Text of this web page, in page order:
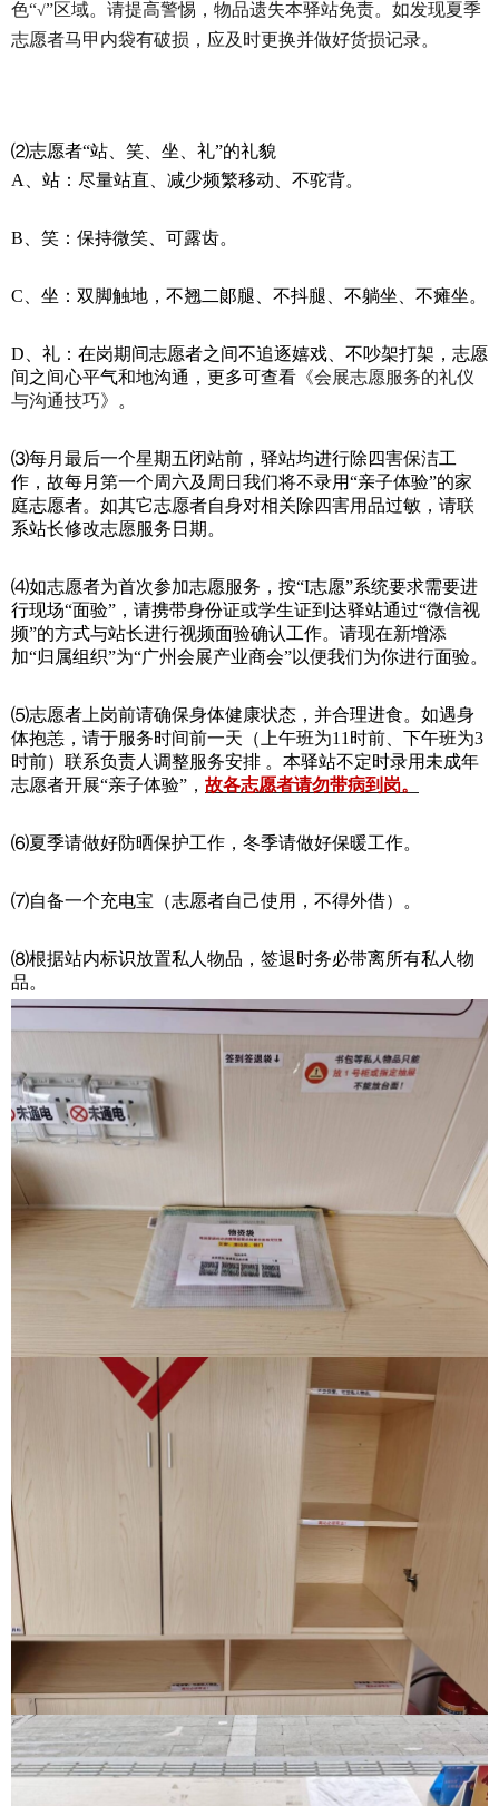
色“√”区域。请提高警惕，物品遗失本驿站免责。如发现夏季
志愿者马甲内袋有破损，应及时更换并做好货损记录。
⑵志愿者“站、笑、坐、礼”的礼貌
A
、站：尽量站直、减少频繁移动、不驼背。
B 、笑：保持微笑、可露齿。
C 、坐：双脚触地，不翘二郞腿、不抖腿、不躺坐、不瘫坐。
D 、礼：在岗期间志愿者之间不追逐嬉戏、不吵架打架，志愿
间之间心平气和地沟通，更多可查看 《会展志愿服务的礼仪
与沟通技巧》
。
⑶每月最后一个星期五闭站前，驿站均进行除四害保洁工
作，故每月第一个周六及周日我们将不录用“亲子体验”的家
庭志愿者。如其它志愿者自身对相关除四害用品过敏，请联
系站长修改志愿服务日期。
⑷如志愿者为首次参加志愿服务，按“I志愿”系统要求需要进
行现场“面验”，请携带身份证或学生证到达驿站通过“微信视
频”的方式与站长进行视频面验确认工作。请现在新增添
加“归属组织”为“广州会展产业商会”以便我们为你进行面验。
⑸志愿者上岗前请确保身体健康状态，并合理进食。如遇身
体抱恙，请于服务时间前一天（上午班为11时前、下午班为3
时前）联系负责人调整服务安排 。本驿站不定时录用未成年
志愿者开展“亲子体验”， 故各志愿者请勿带病到岗。
⑹夏季请做好防晒保护工作，冬季请做好保暖工作。
⑺自备一个充电宝（志愿者自己使用，不得外借）。
⑻根据站内标识放置私人物品，签退时务必带离所有私人物
品。